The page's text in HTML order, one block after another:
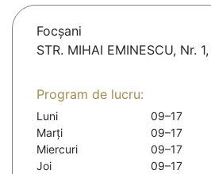
Focşani
STR. MIHAI EMINESCU, Nr.
Program de lucru:
Luni
09–17
Marți
09–17
Miercuri
09–17
Joi
09–17